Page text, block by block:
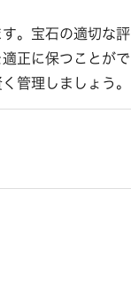
。宝石の適切な評
正に保つことがで
管理しましょう。